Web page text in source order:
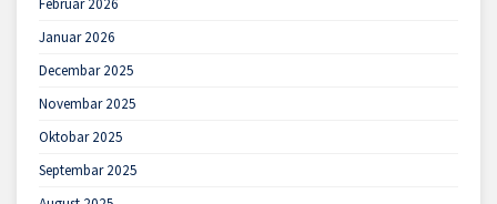
Februar 2026
Januar 2026
Decembar 2025
Novembar 2025
Oktobar 2025
Septembar 2025